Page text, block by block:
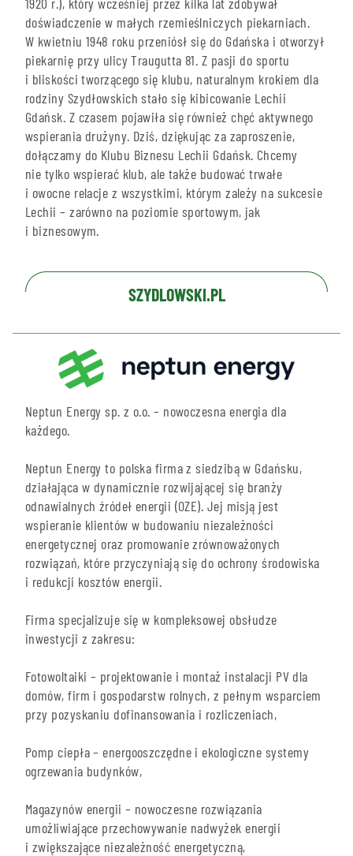
doświadczenie w małych rzemieślniczych piekarniach.
W kwietniu 1948 roku przeniósł się do Gdańska i otworzył
piekarnię przy ulicy Traugutta 81. Z pasji do sportu
i bliskości tworzącego się klubu, naturalnym krokiem dla
rodziny Szydłowskich stało się kibicowanie Lechii
Gdańsk. Z czasem pojawiła się również chęć aktywnego
wspierania drużyny. Dziś, dziękując za zaproszenie,
dołączamy do Klubu Biznesu Lechii Gdańsk. Chcemy
nie tylko wspierać klub, ale także budować trwałe
i owocne relacje z wszystkimi, którym zależy na sukcesie
Lechii – zarówno na poziomie sportowym, jak
i biznesowym.
SZYDLOWSKI.PL
Neptun Energy sp. z o.o. – nowoczesna energia dla
każdego.
Neptun Energy to polska firma z siedzibą w Gdańsku,
działająca w dynamicznie rozwijającej się branży
odnawialnych źródeł energii (OZE). Jej misją jest
wspieranie klientów w budowaniu niezależności
energetycznej oraz promowanie zrównoważonych
rozwiązań, które przyczyniają się do ochrony środowiska
i redukcji kosztów energii.
Firma specjalizuje się w kompleksowej obsłudze
inwestycji z zakresu:
Fotowoltaiki – projektowanie i montaż instalacji PV dla
domów, firm i gospodarstw rolnych, z pełnym wsparciem
przy pozyskaniu dofinansowania i rozliczeniach,
Pomp ciepła – energooszczędne i ekologiczne systemy
ogrzewania budynków,
Magazynów energii – nowoczesne rozwiązania
umożliwiające przechowywanie nadwyżek energii
i zwiększające niezależność energetyczną,